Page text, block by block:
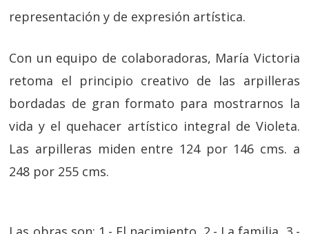
representación y de expresión artística.
Con un equipo de colaboradoras, María Victoria
retoma el principio creativo de las arpilleras
bordadas de gran formato para mostrarnos la
vida y el quehacer artístico integral de Violeta.
Las arpilleras miden entre 124 por 146 cms. a
248 por 255 cms.